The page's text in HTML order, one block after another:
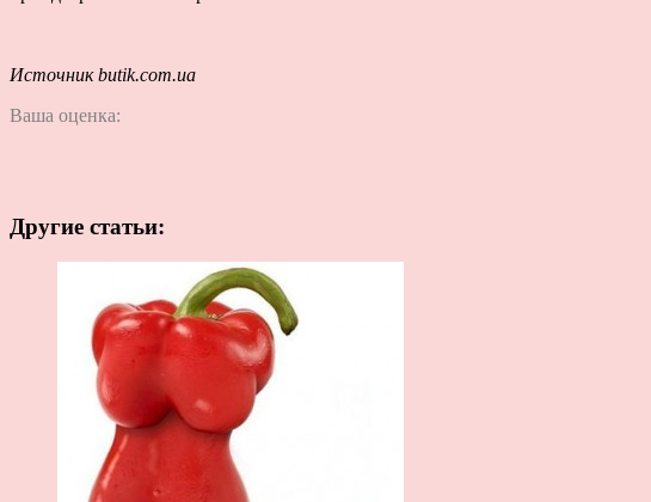
Источник butik.com.ua
Ваша оценка:
Другие статьи: